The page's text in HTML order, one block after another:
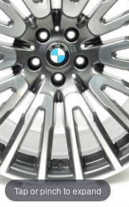
Tap or pinch to expand